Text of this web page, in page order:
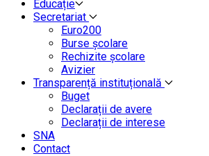
Educație
Secretariat
Euro200
Burse școlare
Rechizite școlare
Avizier
Transparență instituțională
Buget
Declarații de avere
Declarații de interese
SNA
Contact